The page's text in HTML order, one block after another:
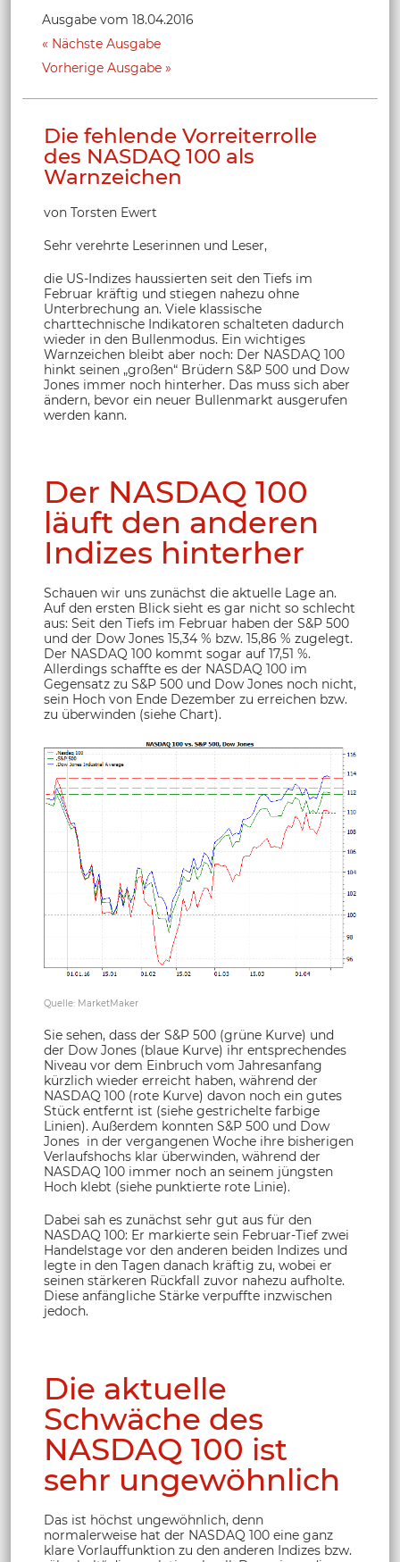
Ausgabe vom 18.04.2016
Nächste Ausgabe
Vorherige Ausgabe
Die fehlende Vorreiterrolle
des NASDAQ 100 als
Warnzeichen
von Torsten Ewert
Sehr verehrte Leserinnen und Leser,
die US-Indizes haussierten seit den Tiefs im
Februar kräftig und stiegen nahezu ohne
Unterbrechung an. Viele klassische
charttechnische Indikatoren schalteten dadurch
wieder in den Bullenmodus. Ein wichtiges
Warnzeichen bleibt aber noch: Der NASDAQ 100
hinkt seinen „großen“ Brüdern S&P 500 und Dow
Jones immer noch hinterher. Das muss sich aber
ändern, bevor ein neuer Bullenmarkt ausgerufen
werden kann.
Der NASDAQ 100
läuft den anderen
Indizes hinterher
Schauen wir uns zunächst die aktuelle Lage an.
Auf den ersten Blick sieht es gar nicht so schlecht
aus: Seit den Tiefs im Februar haben der S&P 500
und der Dow Jones 15,34 % bzw. 15,86 % zugelegt.
Der NASDAQ 100 kommt sogar auf 17,51 %.
Allerdings schaffte es der NASDAQ 100 im
Gegensatz zu S&P 500 und Dow Jones noch nicht,
sein Hoch von Ende Dezember zu erreichen bzw.
zu überwinden (siehe Chart).
Quelle: MarketMaker
Sie sehen, dass der S&P 500 (grüne Kurve) und
der Dow Jones (blaue Kurve) ihr entsprechendes
Niveau vor dem Einbruch vom Jahresanfang
kürzlich wieder erreicht haben, während der
NASDAQ 100 (rote Kurve) davon noch ein gutes
Stück entfernt ist (siehe gestrichelte farbige
Linien). Außerdem konnten S&P 500 und Dow
Jones in der vergangenen Woche ihre bisherigen
Verlaufshochs klar überwinden, während der
NASDAQ 100 immer noch an seinem jüngsten
Hoch klebt (siehe punktierte rote Linie).
Dabei sah es zunächst sehr gut aus für den
NASDAQ 100: Er markierte sein Februar-Tief zwei
Handelstage vor den anderen beiden Indizes und
legte in den Tagen danach kräftig zu, wobei er
seinen stärkeren Rückfall zuvor nahezu aufholte.
Diese anfängliche Stärke verpuffte inzwischen
jedoch.
Die aktuelle
Schwäche des
NASDAQ 100 ist
sehr ungewöhnlich
Das ist höchst ungewöhnlich, denn
normalerweise hat der NASDAQ 100 eine ganz
klare Vorlauffunktion zu den anderen Indizes bzw.